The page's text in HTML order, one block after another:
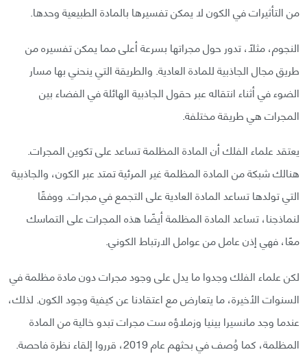
من التأثيرات في الكون لا يمكن تفسيرها بالمادة الطبيعية وحدها.
النجوم، مثلًا، تدور حول مجراتها بسرعة أعلى مما يمكن تفسيره من
طريق مجال الجاذبية للمادة العادية. والطريقة التي ينحني بها مسار
الضوء في أثناء انتقاله عبر حقول الجاذبية الهائلة في الفضاء بين
المجرات هي طريقة مختلفة.
يعتقد علماء الفلك أن المادة المظلمة تساعد على تكوين المجرات.
هنالك شبكة من المادة المظلمة غير المرئية تمتد عبر الكون، والجاذبية
التي تولدها تساعد المادة العادية على التجمع في مجرات. ووفقًا
لنماذجنا، تساعد المادة المظلمة أيضًا هذه المجرات على التماسك
معًا، فهي إذن عامل من عوامل الارتباط الكوني.
لكن علماء الفلك وجدوا ما يدل على وجود مجرات دون مادة مظلمة في
السنوات الأخيرة، ما يتعارض مع اعتقادنا عن كيفية وجود الكون. لذلك،
عندما وجد مانسيرا بينيا وزملاؤه ست مجرات تبدو خالية من المادة
المظلمة، كما وُصف في بحثهم عام 2019، قرروا إلقاء نظرة فاحصة.